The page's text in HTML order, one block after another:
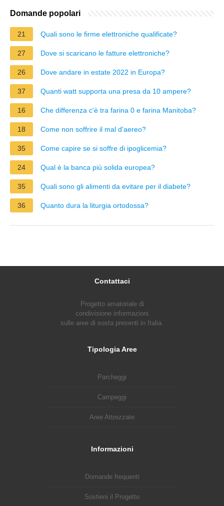
Domande popolari
21 Quali sono le firme elettroniche qualificate?
27 Dove si scaricano le fatture elettroniche?
26 Dove andare in estate 2022 in Europa?
37 Quanti watt supporta una presa da 10 ampere?
16 Che differenza c'è tra farina 0 e farina Manitoba?
18 Come non soffrire il mal d'aereo?
35 Come capire se si soffre di ipoglicemia?
24 Qual è la banca più solida europea?
35 Quali sono gli alimenti da evitare per il diabete?
36 Quanto dura la liturgia ortodossa?
Contattaci
Progetto amatoriale di
condivisione informazioni
sulle aree di sosta presenti in Italia.
Tipologia Aree
Parcheggi
Campeggi
Aree Attrezzate
Informazioni
Domande frequenti
Sostieni il Progetto